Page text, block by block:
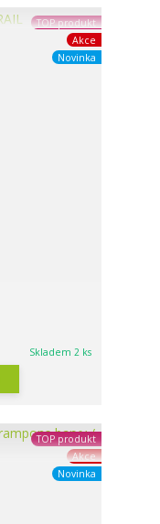
TOP produkt
Akce
Novinka
Skladem 2 ks
TOP produkt
Akce
Novinka